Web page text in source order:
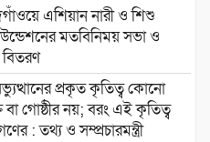
এশিয়ান নারী ও শিশু
মতবিনিময় সভা ও
বিতরণ
প্রকৃত কৃতিত্ব কোনো
গোষ্ঠীর নয়; বরং এই কৃতিত্ব
: তথ্য ও সম্প্রচারমন্ত্রী